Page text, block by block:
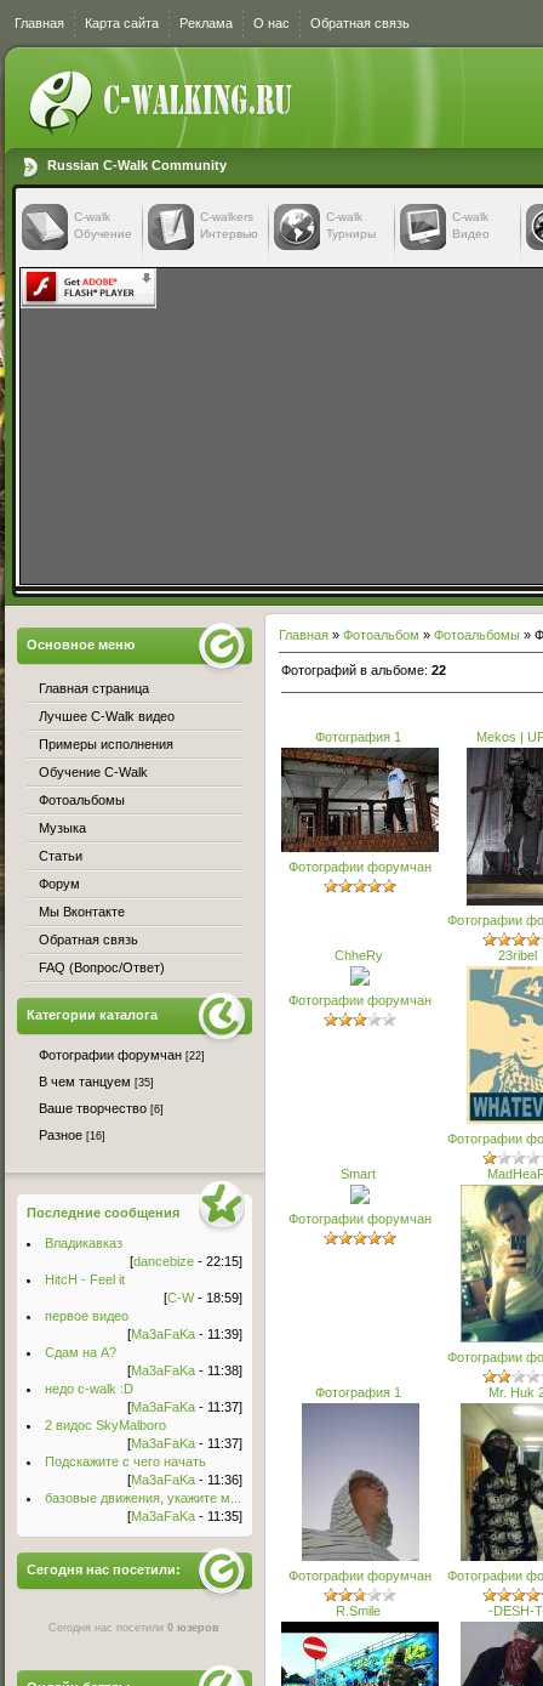
Главная Карта сайта Реклама О нас Обратная связь
Russian C-Walk Community
C-walk
Обучение
C-walkers
Интервью
С-walk
Турниры
С-walk
Видео
Главная » Фотоальбом » Фотоальбомы »
Фотографий в альбоме: 22
Фотография 1
Фотографии форумчан
Mekos |
Фотографии
ChheRy
Фотографии форумчан
23ribel
Фотографии
Smart
Фотографии форумчан
Фотографии
Фотография 1
Фотографии форумчан
Mr. Huk
Фотографии
R.Smile -DESH-
Основное меню
Главная страница
Лучшее C-Walk видео
Примеры исполнения
Обучение C-Walk
Фотоальбомы
Музыка
Статьи
Форум
Мы Вконтакте
Обратная связь
FAQ (Вопрос/Ответ)
Категории каталога
Фотографии форумчан [22]
В чем танцуем [35]
Ваше творчество [6]
Разное [16]
Последние сообщения
Владикавказ
[dancebize - 22:15]
HitcH - Feel it
[C-W- 18:59]
первое видео
[Ma3aFaKa - 11:39]
Сдам на А?
[Ma3aFaKa - 11:38]
недо c-walk :D
[Ma3aFaKa - 11:37]
2 видос SkyMalboro
[Ma3aFaKa - 11:37]
Подскажите с чего начать
[Ma3aFaKa - 11:36]
базовые движения, укажите м...
[Ma3aFaKa - 11:35]
Сегодня нас посетили:
Сегодня нас посетили0 юзеров